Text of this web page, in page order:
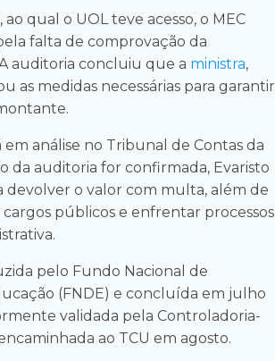
qual o UOL teve acesso, o MEC
falta de comprovação da
auditoria concluiu que a ministra,
as medidas necessárias para garantir
análise no Tribunal de Contas da
da auditoria for confirmada, Evaristo
devolver o valor com multa, além de
públicos e enfrentar processos
pelo Fundo Nacional de
(FNDE) e concluída em julho
validada pela Controladoria-
ao TCU em agosto.